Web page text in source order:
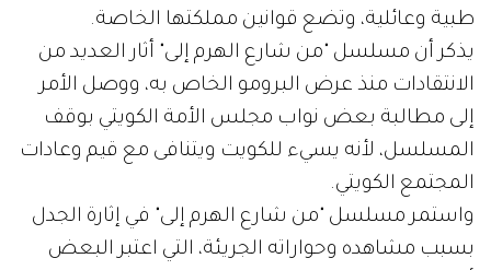
طبية وعائلية، وتضع قوانين مملكتها الخاصة.
يذكر أن مسلسل "من شارع الهرم إلى" أثار العديد من
الانتقادات منذ عرض البرومو الخاص به، ووصل الأمر
إلى مطالبة بعض نواب مجلس الأمة الكويتي بوقف
المسلسل، لأنه يسيء للكويت ويتنافى مع قيم وعادات
المجتمع الكويتي.
واستمر مسلسل "من شارع الهرم إلى" في إثارة الجدل
بسبب مشاهده وحواراته الجريئة، التي اعتبر البعض